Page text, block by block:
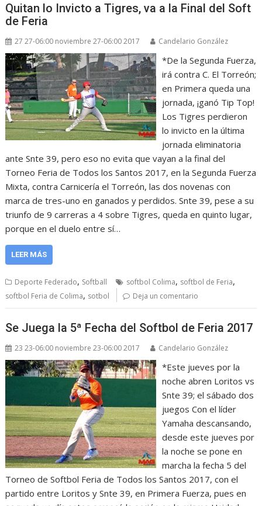
Quitan lo Invicto a Tigres, va a la Final del Soft
de Feria
27 27-06:00 noviembre 27-06:00 2017 Candelario González
*De la Segunda Fuerza,
irá contra C. El Torreón;
en Primera queda una
jornada, ¡ganó Tip Top!
Los Tigres perdieron
lo invicto en la última
jornada eliminatoria
ante Snte 39, pero eso no evita que vayan a la final del
Torneo Feria de Todos los Santos 2017, en la Segunda Fuerza
Mixta, contra Carnicería el Torreón, las dos novenas con
marca de tres-uno en ganados y perdidos. Snte 39, pese a su
triunfo de 9 carreras a 4 sobre Tigres, queda en quinto lugar,
porque en el duelo entre sí…
LEER MÁS
Deporte Federado, Softball softbol Colima, softbol de Feria,
softbol Feria de Colima, sotbol Deja un comentario
Se Juega la 5ª Fecha del Softbol de Feria 2017
23 23-06:00 noviembre 23-06:00 2017 Candelario González
*Este jueves por la
noche abren Loritos vs
Snte 39; el sábado dos
juegos Con el líder
Yamaha descansando,
desde este jueves por
la noche se pone en
marcha la fecha 5 del
Torneo de Softbol Feria de Todos los Santos 2017, con el
partido entre Loritos y Snte 39, en Primera Fuerza, pues en